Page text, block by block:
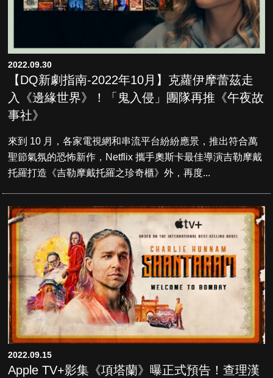
2022.09.30
【DQ新劇指南-2022年10月】克蘿伊摩蕾茲走
入《邊緣世界》！「鬼入侵」團隊再推《午夜故
事社》
來到 10 月，各家電視網和串流平台紛紛應景，推出符合萬
聖節氣氛的恐怖新作，Netflix 攜手奧斯卡最佳導演吉勒摩戴
托羅打造《吉勒摩戴托羅之珍奇櫃》外，再度...
2022.09.15
Apple TV+影集《項塔蘭》曝正式預告！查理漢